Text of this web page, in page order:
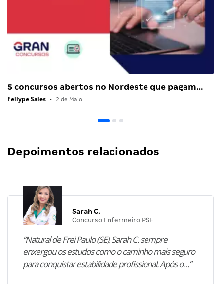
5 concursos abertos no Nordeste que pagam…
Fellype Sales • 2 de Maio
Depoimentos relacionados
Sarah C.
Concurso Enfermeiro PSF
“Natural de Frei Paulo (SE), Sarah C. sempre
enxergou os estudos como o caminho mais seguro
para conquistar estabilidade profissional. Após o…”